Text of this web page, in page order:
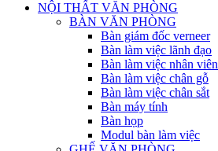
NỘI THẤT VĂN PHÒNG
BÀN VĂN PHÒNG
Bàn giám đốc verneer
Bàn làm việc lãnh đạo
Bàn làm việc nhân viên
Bàn làm việc chân gỗ
Bàn làm việc chân sắt
Bàn máy tính
Bàn họp
Modul bàn làm việc